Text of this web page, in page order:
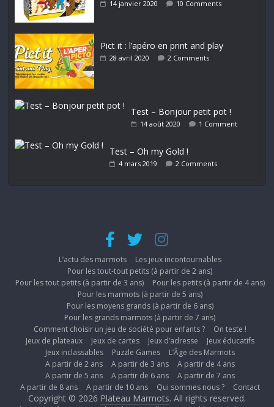
14 janvier 2020 10 Comments
Pict it : l’apéro en print and play
28 avril 2020 2 Comments
Test – Bonjour petit pot !
14 août 2020 1 Comment
Test – Oh my Gold !
4 mars 2019 2 Comments
L’actu des marmots
Les jeux incontournables
Pour les tout-tout petits (à partir de 2 ans)
Pour les tout petits (à partir de 3 ans)
Pour les petits (à partir de 4 ans)
Pour les marmots (à partir de 5 ans)
Pour les moyens grands (à partir de 6 ans)
Pour les grands marmots (à partir de 7 ans)
Comment choisir un jeu de société pour enfants ?
On teste !
Jeux de plateaux
Jeux de cartes Jeux d’adresse
Jeux éducatifs
Jeux inclassables
Puzzle Games
L’Âge des Marmots
A partir de 2 ans
A partir de 3 ans
A partir de 4 ans
A partir de 5 ans
A partir de 6 ans
A partir de 7 ans
A partir de 8 ans
A partir de 10 ans Qui sommes nous ? Contact
Copyright © 2026 Plateau Marmots. All rights reserved.